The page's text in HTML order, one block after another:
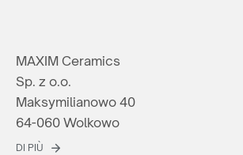
MAXIM Ceramics
Sp. z o.o.
Maksymilianowo 40
64-060 Wolkowo
DI PIÙ